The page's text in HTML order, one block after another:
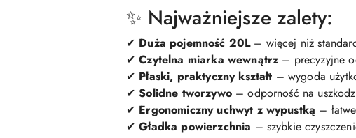
✨ Najważniejsze zalety:
✔ Duża pojemność 20L– więcej niż
✔Czytelna miarka wewnątrz – precyzyjne
✔ Płaski, praktyczny kształt – wygoda
✔Solidne tworzywo– odporność na
✔ Ergonomiczny uchwyt z wypustką –
✔Gładka powierzchnia – szybkie